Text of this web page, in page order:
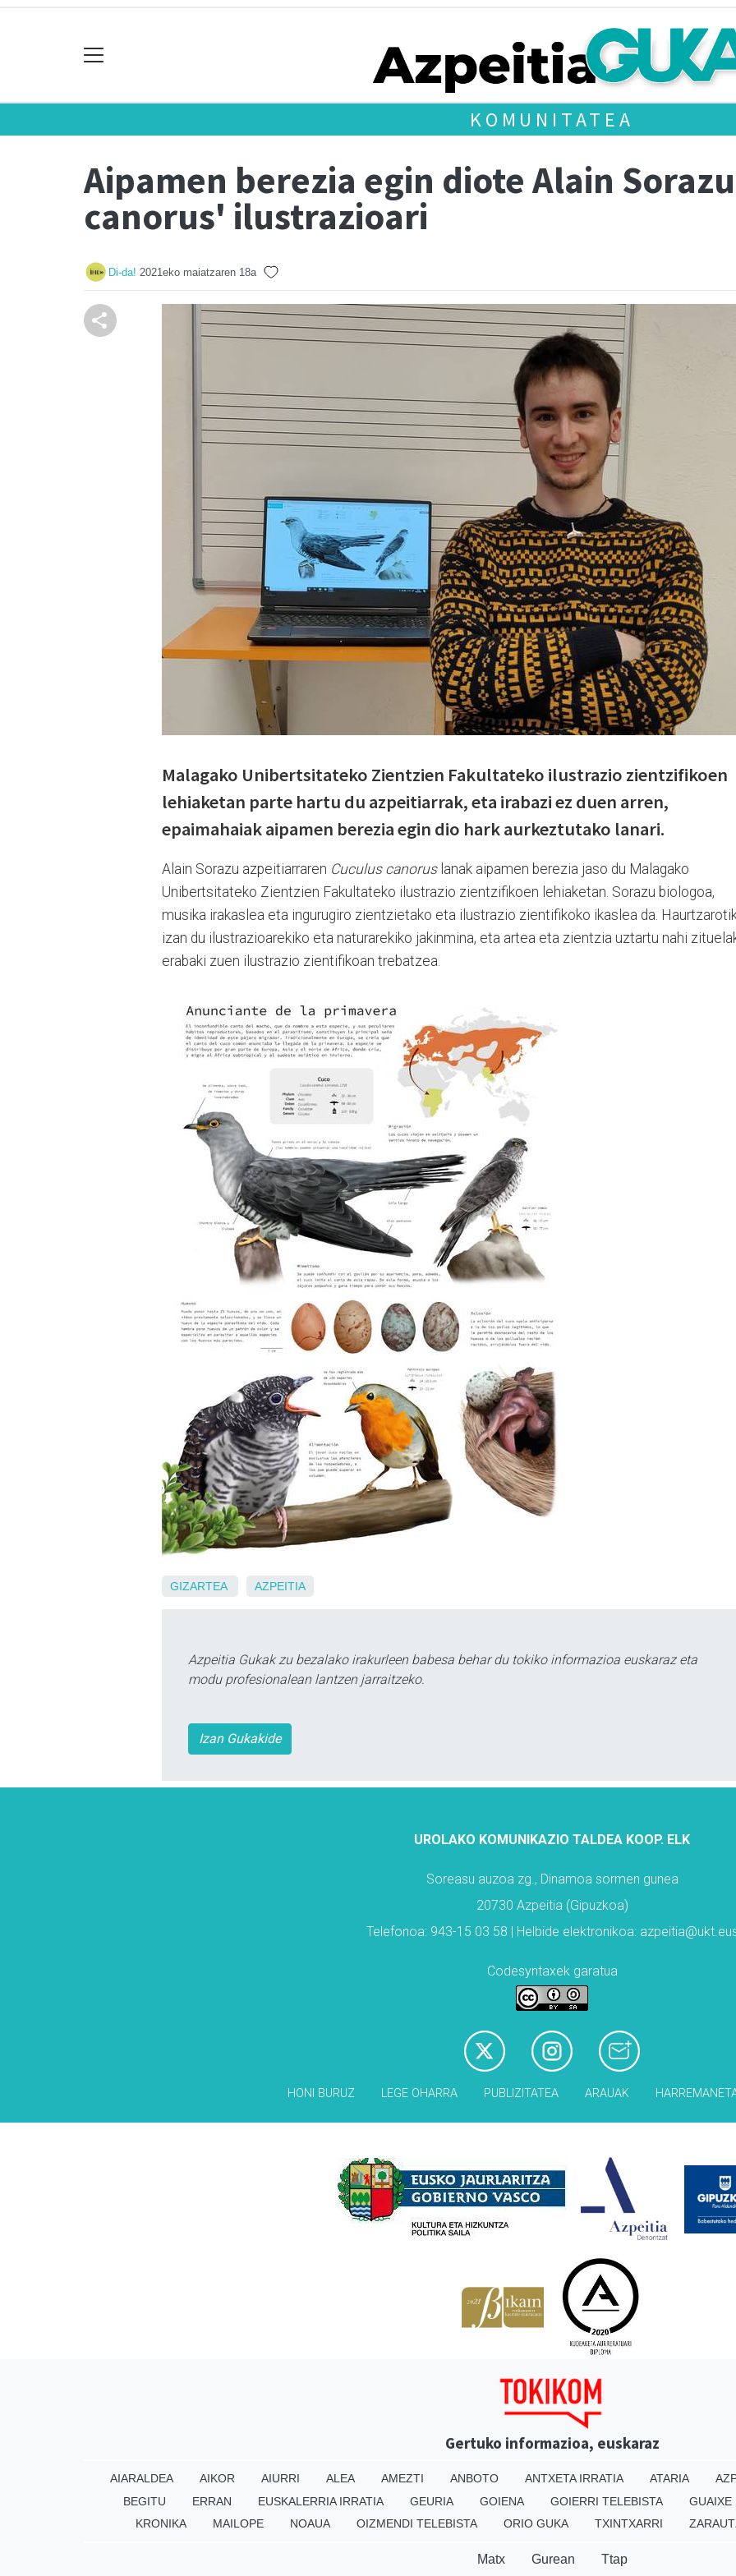
KOMUNITATEA
Aipamen berezia egin diote Alain
canorus' ilustrazioari
Di-da! 2021eko maiatzaren 18a
Malagako Unibertsitateko Zientzien Fakultateko ilustrazio zientzifikoen
lehiaketan parte hartu du azpeitiarrak, eta irabazi ez duen arren,
epaimahaiak aipamen berezia egin dio hark aurkeztutako lanari.
Alain Sorazu azpeitiarraren Cuculus canorus lanak aipamen berezia jaso du Malagako
Unibertsitateko Zientzien Fakultateko ilustrazio zientzifikoen lehiaketan. Sorazu biologoa,
musika irakaslea eta ingurugiro zientzietako eta ilustrazio zientifikoko ikaslea da.
izan du ilustrazioarekiko eta naturarekiko jakinmina, eta artea eta zientzia uztartu nahi
erabaki zuen ilustrazio zientifikoan trebatzea.
GIZARTEA AZPEITIA
Azpeitia Gukak zu bezalako irakurleen babesa behar du tokiko informazioa euskaraz eta
modu profesionalean lantzen jarraitzeko.
Izan Gukakide
UROLAKO KOMUNIKAZIO TALDEA KOOP. ELK
Soreasu auzoa zg., Dinamoa sormen gunea
20730 Azpeitia (Gipuzkoa)
Telefonoa: 943-15 03 58 | Helbide elektronikoa:
Codesyntaxek garatua
HONI BURUZ LEGE OHARRA PUBLIZITATEA ARAUAK
Gertuko informazioa, euskaraz
AIARALDEA AIKOR AIURRI ALEA AMEZTI ANBOTO ANTXETA IRRATIA ATARIA
BEGITU
ERRAN EUSKALERRIA IRRATIA GEURIA GOIENA GOIERRI TELEBISTA
GUAIXE
KRONIKA
MAILOPE NOAUA OIZMENDI TELEBISTA ORIO GUKA TXINTXARRI
Matx Gurean Ttap